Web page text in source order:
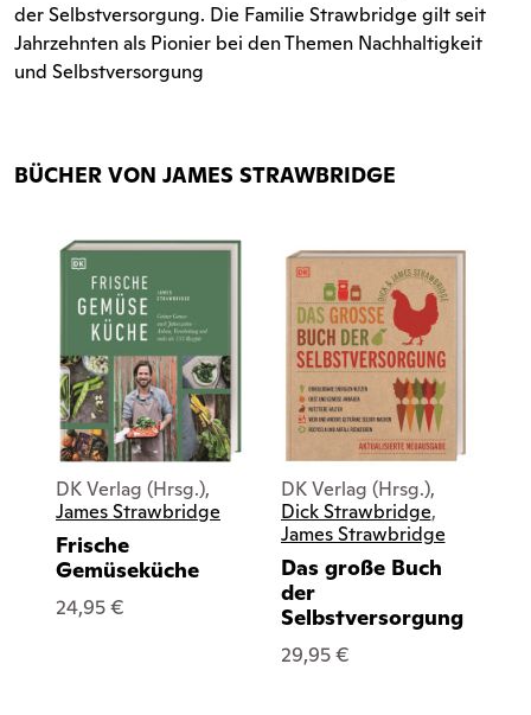
der Selbstversorgung. Die Familie Strawbridge gilt seit
Jahrzehnten als Pionier bei den Themen Nachhaltigkeit
und Selbstversorgung
BÜCHER VON JAMES STRAWBRIDGE
DK Verlag (Hrsg.),
James Strawbridge
Frische
Gemüseküche
24,95 €
DK Verlag (Hrsg.),
Dick Strawbridge,
James Strawbridge
Das große Buch
der
Selbstversorgung
29,95 €